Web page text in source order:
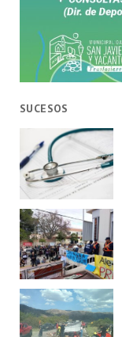
SUCESOS